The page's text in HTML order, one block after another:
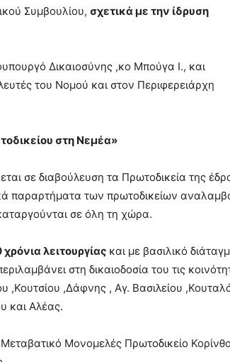
Συμβουλίου, σχετικά με την ίδρυση
Δικαιοσύνης ,κο Μπούγα Ι., και
του Νομού και στον Περιφερειάρχη
στη Νεμέα»
σε διαβούλευση τα Πρωτοδικεία της
παραρτήματα των πρωτοδικείων
σε όλη τη χώρα.
λειτουργίας και με βασιλικό
στη δικαιοδοσία του τις
,Δάφνης , Αγ. Βασιλείου
και Αλέας.
Μονομελές Πρωτοδικείο